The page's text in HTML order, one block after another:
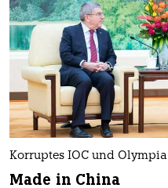
Korruptes IOC und Olympia
Made in China